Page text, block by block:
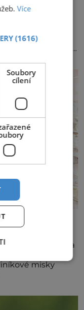
látek, a
V petrželi
A, vitamin
v kořeni je také,
listovou. Ale
misky
Více
(1616)
Soubory
cílení